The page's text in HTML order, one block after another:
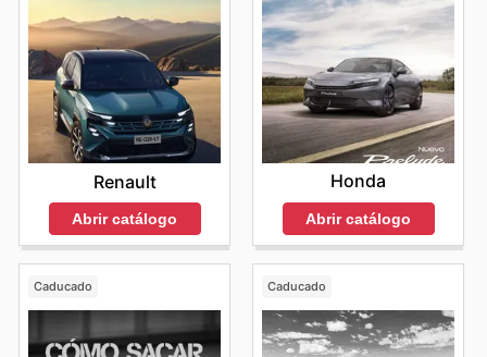
Renault
Abrir catálogo
Honda
Abrir catálogo
Caducado Caducado